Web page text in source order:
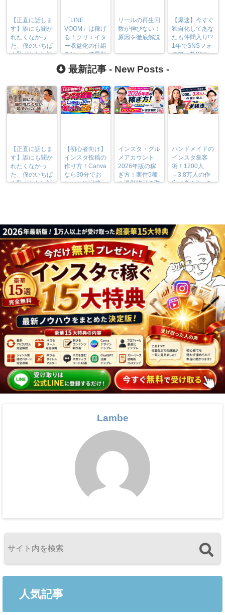
【正直に話しま
す】誰にも聞か
れたくなかっ
た、僕のいちば
ん恥ずかしい話
「LINE
VOOM」は稼げ
る！クリエイタ
ー収益化の仕組
みについて最新
情報を公開！
リールの再生回
数が伸びない！
原因を徹底解説
【爆速】今すぐ
独自化してあな
たも仲間入り!?
1年でSNSフォ
ロワー数30万
最新記事 - New Posts -
【正直に話しま
す】誰にも聞か
れたくなかっ
た、僕のいちば
ん恥ずかしい話
【初心者向け】
インスタ投稿の
作り方！Canva
なら30分でお
しゃれに完成
インスタ・グル
メアカウント
2026年版の稼
ぎ方！案件5種
や撮影許可の取
ハンドメイドの
インスタ集客
術！1200人
→3.8万人の作
家に学ぶ7つの
Lambe
人気記事